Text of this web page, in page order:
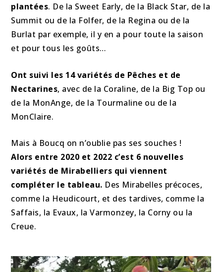
plantées. De la Sweet Early, de la Black Star, de la
Summit ou de la Folfer, de la Regina ou de la
Burlat par exemple, il y en a pour toute la saison
et pour tous les goûts…
Ont suivi les 14 variétés de Pêches et de
Nectarines, avec de la Coraline, de la Big Top ou
de la MonAnge, de la Tourmaline ou de la
MonClaire.
Mais à Boucq on n’oublie pas ses souches !
Alors entre 2020 et 2022 c’est 6 nouvelles
variétés de Mirabelliers qui viennent
compléter le tableau. Des Mirabelles précoces,
comme la Heudicourt, et des tardives, comme la
Saffais, la Evaux, la Varmonzey, la Corny ou la
Creue.